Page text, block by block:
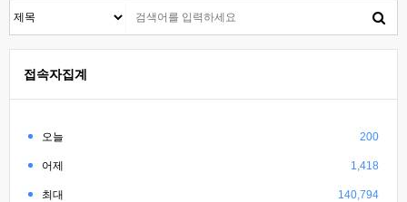
접속자집계
오늘 200
어제 1,418
최대 140,794